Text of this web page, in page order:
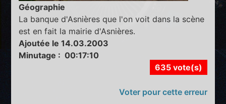
Géographie
La banque d'Asnières que l'on voit dans la scène
est en fait la mairie d'Asnières.
Ajoutée le 14.03.2003
Minutage : 00:17:10
635 vote(s)
Voter pour cette erreur